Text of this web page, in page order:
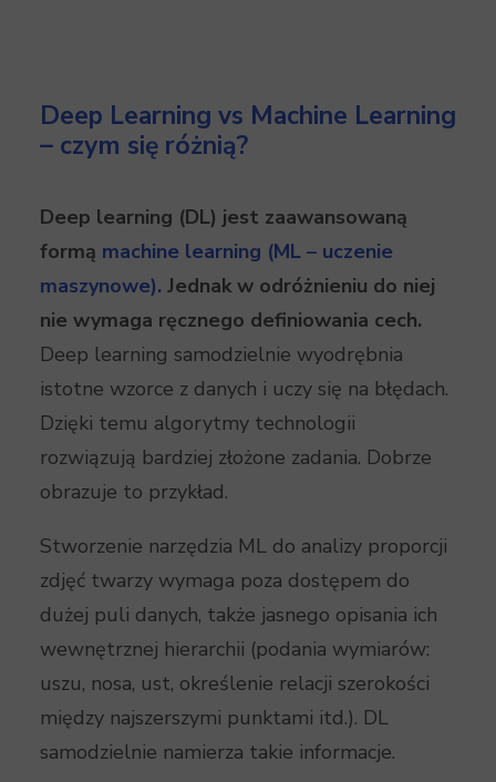
Deep Learning vs Machine Learning
– czym się różnią?
Deep learning (DL) jest zaawansowaną
formą machine learning (ML – uczenie
maszynowe). Jednak w odróżnieniu do niej
nie wymaga ręcznego definiowania cech.
Deep learning samodzielnie wyodrębnia
istotne wzorce z danych i uczy się na błędach.
Dzięki temu algorytmy technologii
rozwiązują bardziej złożone zadania. Dobrze
obrazuje to przykład.
Stworzenie narzędzia ML do analizy proporcji
zdjęć twarzy wymaga poza dostępem do
dużej puli danych, także jasnego opisania ich
wewnętrznej hierarchii (podania wymiarów:
uszu, nosa, ust, określenie relacji szerokości
między najszerszymi punktami itd.). DL
samodzielnie namierza takie informacje.